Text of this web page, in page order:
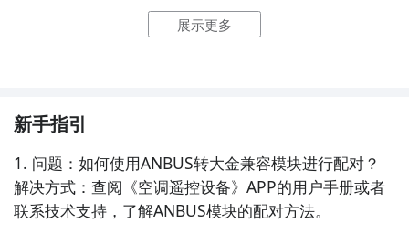
4. 《习惯养成》- 这款APP可以帮助你养成好习惯和戒
5. 《番茄钟》- 这款APP采用番茄工作法，帮助你提高
间，让你更好地管理时间和任务。
6. 《闹钟》- 这款APP可以设置多个闹钟，帮助你起
展示更多
新手指引
1. 问题：如何使用ANBUS转大金兼容模块进行配对？
解决方式：查阅《空调遥控设备》APP的用户手册或者
联系技术支持，了解ANBUS模块的配对方法。